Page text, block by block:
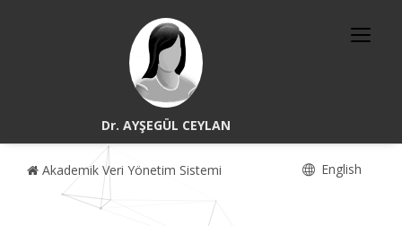
Dr. AYŞEGÜL CEYLAN
Akademik Veri Yönetim Sistemi English